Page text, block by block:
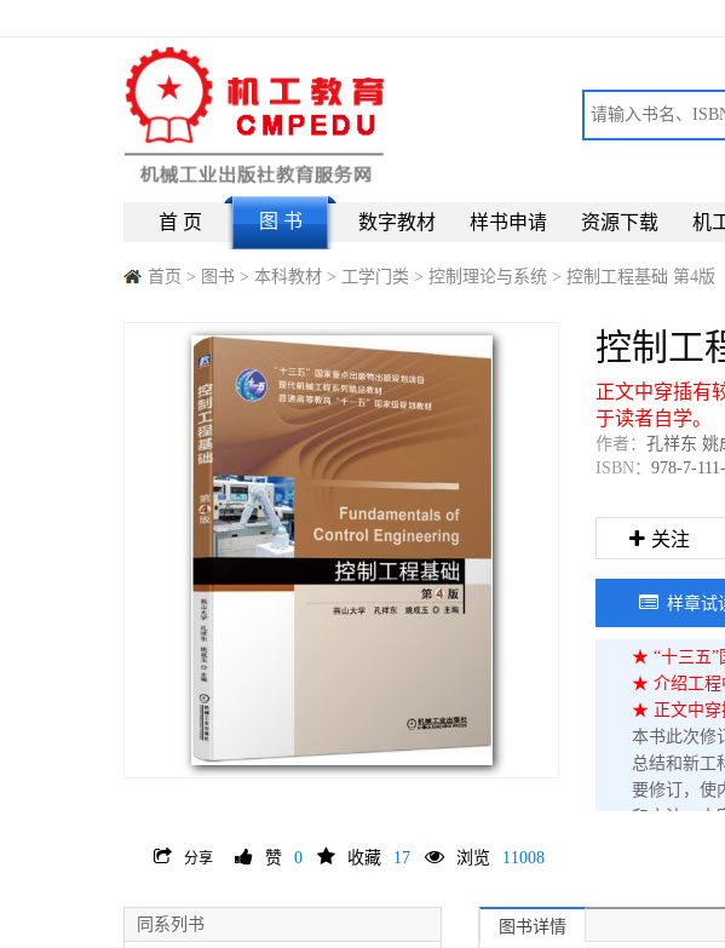
首 页 图 书 数字教材 样书申请 资源下载 机
首页 > 图书 > 本科教材 > 工学门类 > 控制理论与系统 > 控制工程基础 第4版
分享 赞 0 收藏 17 浏览 11008
控制工
正文中穿插有
于读者自学。
作者： 孔祥东 姚
ISBN： 978-7-
关注
样章试
★ “十三五”
★ 介绍工程
★ 正文中穿
本书此次修
总结和新工
要修订，使
和方法，内
同系列书
图书详情